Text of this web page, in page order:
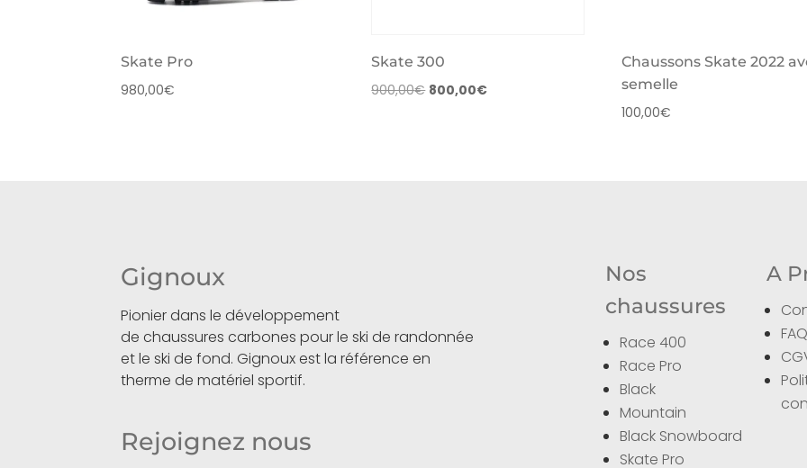
Skate Pro
980,00€
Skate 300
900,00€ Le
800,00€Le
Chaussons Skate 2022
semelle
100,00€
Gignoux
Pionier dans le développement
de chaussures carbones pour le ski de randonnée
et le ski de fond. Gignoux est la référence en
therme de matériel sportif.
Rejoignez nous
Nos
chaussures
Race 400
Race Pro
Black
Mountain
Black Snowboard
Skate Pro
A